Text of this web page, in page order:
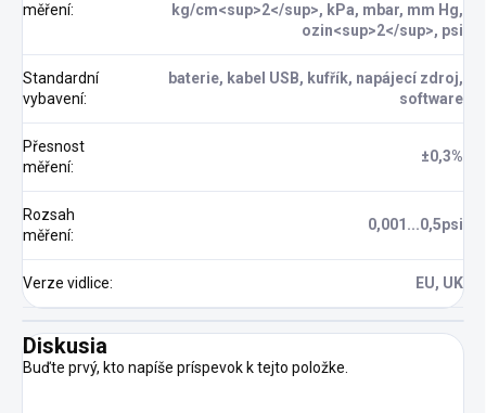
měření:
kg/cm<sup>2</sup>, kPa, mbar, mm Hg,
ozin<sup>2</sup>, psi
Standardní
vybavení:
baterie, kabel USB, kufřík, napájecí zdroj,
software
Přesnost
měření:
±0,3%
Rozsah
měření:
0,001...0,5psi
Verze vidlice: EU, UK
Diskusia
Buďte prvý, kto napíše príspevok k tejto položke.